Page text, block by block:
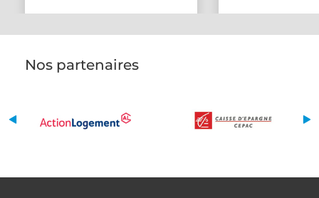
Nos partenaires